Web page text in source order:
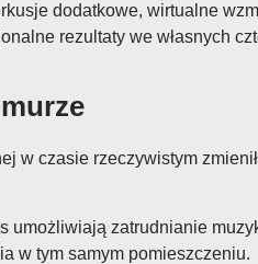
dodatkowe, wirtualne
rezultaty we własnych
w czasie rzeczywistym
umożliwiają zatrudnianie
w tym samym pomieszczeniu.